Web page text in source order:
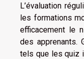
L’évaluation
les formations
efficacement le
des apprenants.
tels que les quiz